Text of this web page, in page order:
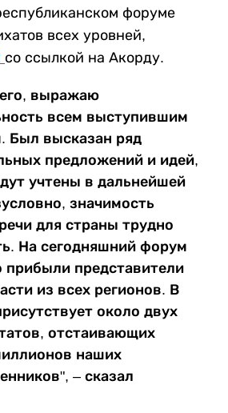
форуме
всех уровней,
со ссылкой на Акорду.
выражаю
всем выступившим
Был высказан ряд
предложений и идей,
учтены в дальнейшей
значимость
для страны трудно
На сегодняшний форум
прибыли представители
из всех регионов. В
около двух
отстаивающих
наших
– сказал